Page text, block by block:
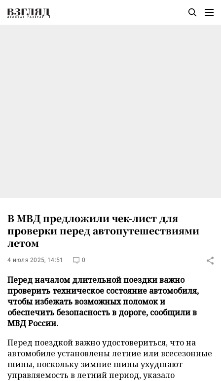
В МВД предложили чек-лист для
проверки перед автопутешествиями
летом
4 июля 2025, 14:51 0
Перед началом длительной поездки важно
проверить техническое состояние автомобиля,
чтобы избежать возможных поломок и
обеспечить безопасность в дороге, сообщили в
МВД России.
Перед поездкой важно удостовериться, что на
автомобиле установлены летние или всесезонные
шины, поскольку зимние шины ухудшают
управляемость в летний период, указало